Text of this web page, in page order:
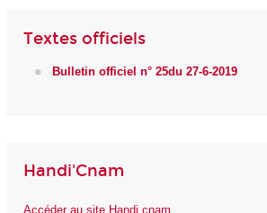
Textes officiels
Bulletin officiel n° 25du 27-6-2019
Handi'Cnam
Accéder au site Handi cnam